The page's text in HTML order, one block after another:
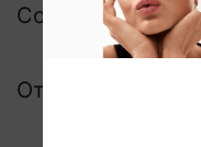
Состав
Отзывы